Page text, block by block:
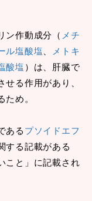
ン作動成分（ メチ
ル塩酸塩
メトキ
酸塩）は、肝臓で
る作用があり、
ため。
あるプソイドエフ
する記載がある
こと」に記載され